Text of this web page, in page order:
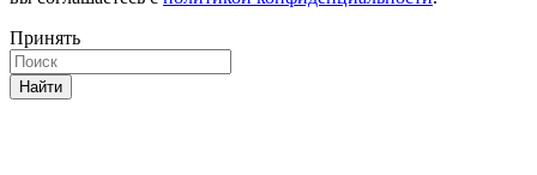
Принять
Найти